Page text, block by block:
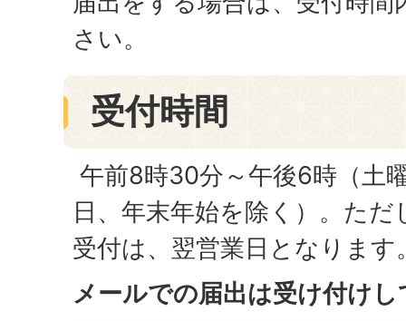
さい。
受付時間
午前8時30分～午後6時（土
日、年末年始を除く）。た
受付は、翌営業日となります
メールでの届出は受け付け